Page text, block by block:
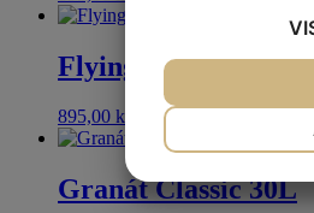
Flying Cloud IPA
895,00 kr. Se mere
Granát Classic 30L
MARKETING